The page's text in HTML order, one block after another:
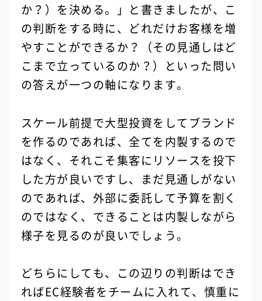
か？）を決める。」と書きましたが、こ
の判断をする時に、どれだけお客様を増
やすことができるか？（その見通しはど
こまで立っているのか？）といった問い
の答えが一つの軸になります。
スケール前提で大型投資をしてブランド
を作るのであれば、全てを内製するので
はなく、それこそ集客にリソースを投下
した方が良いですし、まだ見通しがない
のであれば、外部に委託して予算を割く
のではなく、できることは内製しながら
様子を見るのが良いでしょう。
どちらにしても、この辺りの判断はでき
ればEC経験者をチームに入れて、慎重に